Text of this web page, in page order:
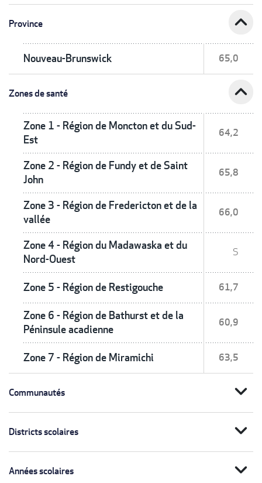
Province expand_less
Nouveau-Brunswick 65,0
Zones de santé expand_less
Zone 1 - Région de Moncton et du Sud-
Est
64,2
Zone 2 - Région de Fundy et de Saint
John
65,8
Zone 3 - Région de Fredericton et de la
vallée
66,0
Zone 4 - Région du Madawaska et du
Nord-Ouest
S
Zone 5 - Région de Restigouche 61,7
Zone 6 - Région de Bathurst et de la
Péninsule acadienne
60,9
Zone 7 - Région de Miramichi 63,5
Communautés expand_more
Districts scolaires expand_more
Années scolaires expand_more